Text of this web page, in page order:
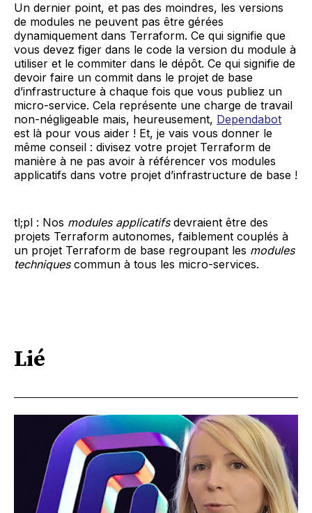
Un dernier point, et pas des moindres, les versions
de modules ne peuvent pas être gérées
dynamiquement dans Terraform. Ce qui signifie que
vous devez figer dans le code la version du module à
utiliser et le commiter dans le dépôt. Ce qui signifie de
devoir faire un commit dans le projet de base
d’infrastructure à chaque fois que vous publiez un
micro-service. Cela représente une charge de travail
non-négligeable mais, heureusement, Dependabot
est là pour vous aider ! Et, je vais vous donner le
même conseil : divisez votre projet Terraform de
manière à ne pas avoir à référencer vos modules
applicatifs dans votre projet d’infrastructure de base !
tl;pl : Nos modules applicatifsdevraient être des
projets Terraform autonomes, faiblement couplés à
un projet Terraform de base regroupant les modules
techniquescommun à tous les micro-services.
Lié